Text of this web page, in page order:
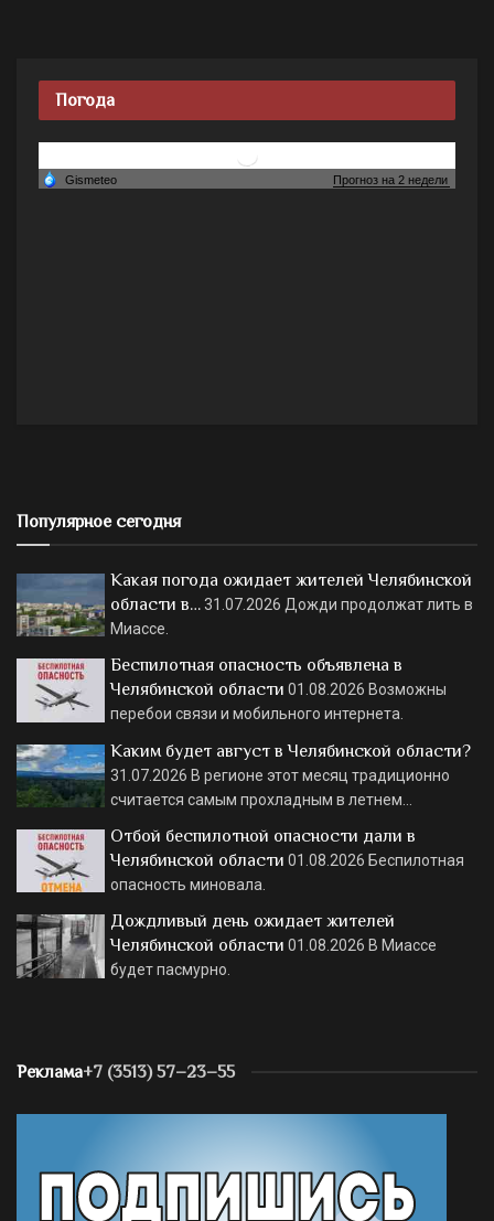
Погода
Популярное сегодня
Какая погода ожидает жителей Челябинской
области в…31.07.2026 Дожди продолжат лить в
Миассе.
Беспилотная опасность объявлена в
Челябинской области 01.08.2026 Возможны
перебои связи и мобильного интернета.
Каким будет август в Челябинской области?
31.07.2026 В регионе этот месяц традиционно
считается самым прохладным в летнем…
Отбой беспилотной опасности дали в
Челябинской области 01.08.2026 Беспилотная
опасность миновала.
Дождливый день ожидает жителей
Челябинской области 01.08.2026 В Миассе
будет пасмурно.
Реклама+7 (3513) 57–23–55